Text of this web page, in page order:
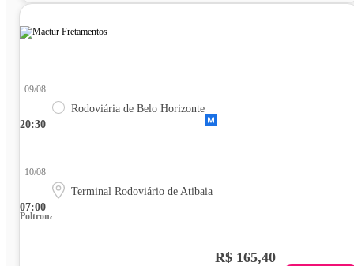
20:30
09/08
Rodoviária de Belo Horizonte
07:00
10/08
Terminal Rodoviário de Atibaia
Poltrona
R$ 165,40